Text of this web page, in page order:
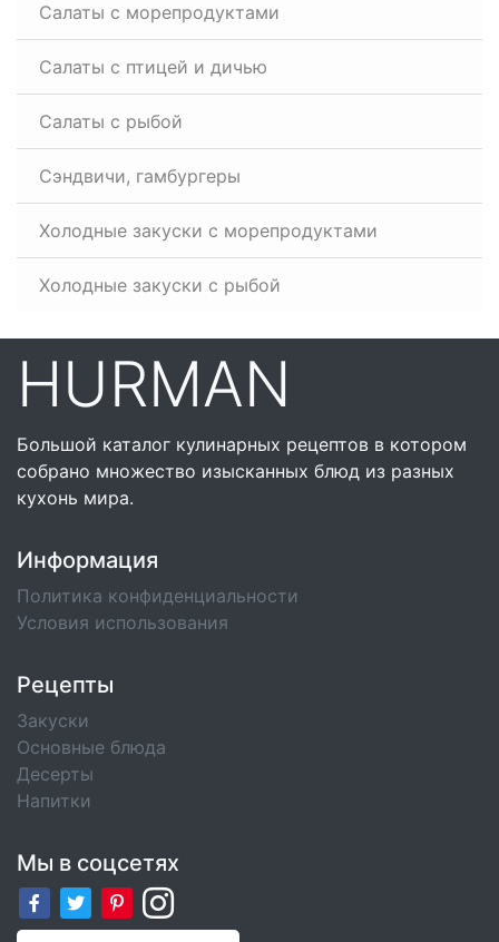
Салаты с морепродуктами
Салаты с птицей и дичью
Салаты с рыбой
Сэндвичи, гамбургеры
Холодные закуски с морепродуктами
Холодные закуски с рыбой
HURMAN
Большой каталог кулинарных рецептов в котором
собрано множество изысканных блюд из разных
кухонь мира.
Информация
Политика конфиденциальности
Условия использования
Рецепты
Закуски
Основные блюда
Десерты
Напитки
Мы в соцсетях